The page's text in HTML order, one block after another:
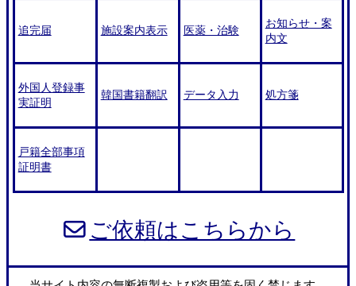
追完届 施設案内表示 医薬・治験
お知らせ・案
内文
外国人登録事
実証明
韓国書籍翻訳 データ入力 処方箋
戸籍全部事項
証明書
ご依頼はこちらから